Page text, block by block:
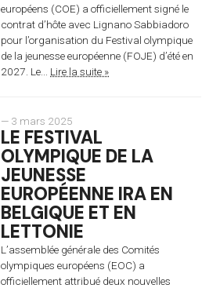
européens (COE) a officiellement signé le
contrat d’hôte avec Lignano Sabbiadoro
pour l’organisation du Festival olympique
de la jeunesse européenne (FOJE) d’été en
2027. Le... Lire la suite »
— 3 mars 2025
LE FESTIVAL
OLYMPIQUE DE LA
JEUNESSE
EUROPÉENNE IRA EN
BELGIQUE ET EN
LETTONIE
L’assemblée générale des Comités
olympiques européens (EOC) a
officiellement attribué deux nouvelles